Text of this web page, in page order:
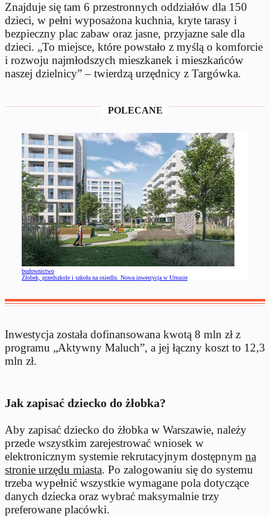
Znajduje się tam 6 przestronnych oddziałów dla 150
dzieci, w pełni wyposażona kuchnia, kryte tarasy i
bezpieczny plac zabaw oraz jasne, przyjazne sale dla
dzieci. „To miejsce, które powstało z myślą o komforcie
i rozwoju najmłodszych mieszkanek i mieszkańców
naszej dzielnicy” – twierdzą urzędnicy z Targówka.
POLECANE
budownictwo
Żłobek, przedszkole i szkoła na osiedlu. Nowa inwestycja w Ursusie
Inwestycja została dofinansowana kwotą 8 mln zł z
programu „Aktywny Maluch”, a jej łączny koszt to 12,3
mln zł.
Jak zapisać dziecko do żłobka?
Aby zapisać dziecko do żłobka w Warszawie, należy
przede wszystkim zarejestrować wniosek w
elektronicznym systemie rekrutacyjnym dostępnym na
stronie urzędu miasta. Po zalogowaniu się do systemu
trzeba wypełnić wszystkie wymagane pola dotyczące
danych dziecka oraz wybrać maksymalnie trzy
preferowane placówki.